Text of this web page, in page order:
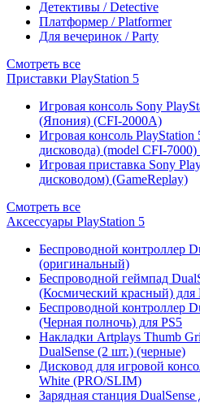
Детективы / Detective
Платформер / Platformer
Для вечеринок / Party
Смотреть все
Приставки PlayStation 5
Игровая консоль Sony
(Япония) (CFI-2000A)
Игровая консоль
дисковода) (model CFI-
Игровая приставка Sony
дисководом) (GameReplay)
Смотреть все
Аксессуары PlayStation 5
Беспроводной контроллер
(оригинальный)
Беспроводной геймпад
(Космический красный) для
Беспроводной контроллер
(Черная полночь) для PS5
Накладки Artplays Thumb
DualSense (2 шт.) (черные)
Дисковод для игровой
White (PRO/SLIM)
Зарядная станция DualSense